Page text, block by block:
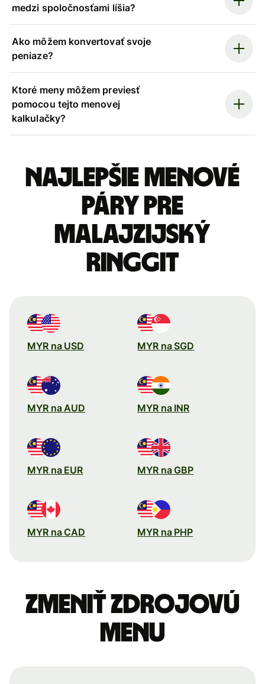
medzi spoločnosťami líšia?
Ako môžem konvertovať svoje
peniaze?
Ktoré meny môžem previesť
pomocou tejto menovej
kalkulačky?
Najlepšie menové
páry pre
Malajzijský
ringgit
MYR na USD MYR na SGD
MYR na AUD MYR na INR
MYR na EUR MYR na GBP
MYR na CAD MYR na PHP
Zmeniť zdrojovú
menu